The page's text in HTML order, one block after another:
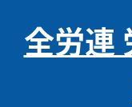
全労連